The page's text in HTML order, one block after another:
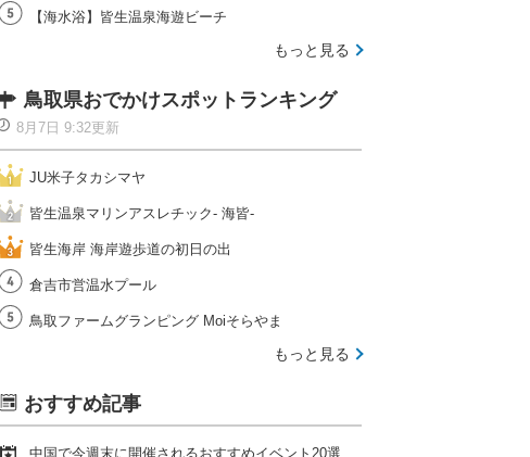
【海水浴】皆生温泉海遊ビーチ
もっと見る
鳥取県おでかけスポットランキング
8月7日 9:32更新
JU米子タカシマヤ
皆生温泉マリンアスレチック- 海皆-
皆生海岸 海岸遊歩道の初日の出
倉吉市営温水プール
鳥取ファームグランピング Moiそらやま
もっと見る
おすすめ記事
中国で今週末に開催されるおすすめイベント20選